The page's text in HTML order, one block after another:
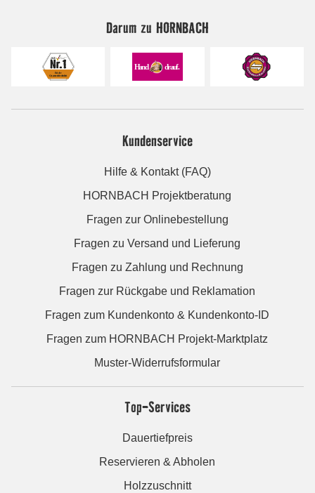
Darum zu HORNBACH
Kundenservice
Hilfe & Kontakt (FAQ)
HORNBACH Projektberatung
Fragen zur Onlinebestellung
Fragen zu Versand und Lieferung
Fragen zu Zahlung und Rechnung
Fragen zur Rückgabe und Reklamation
Fragen zum Kundenkonto & Kundenkonto-ID
Fragen zum HORNBACH Projekt-Marktplatz
Muster-Widerrufsformular
Top-Services
Dauertiefpreis
Reservieren & Abholen
Holzzuschnitt